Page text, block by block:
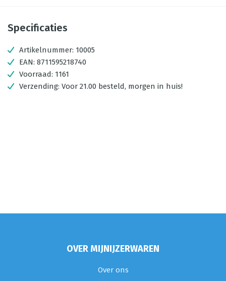
Specificaties
Artikelnummer: 10005
EAN: 8711595218740
Voorraad: 1161
Verzending: Voor 21.00 besteld, morgen in huis!
OVER MIJNIJZERWAREN
Over ons